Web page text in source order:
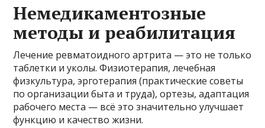
Немедикаментозные
методы и реабилитация
Лечение ревматоидного артрита — это не только
таблетки и уколы. Физиотерапия, лечебная
физкультура, эрготерапия (практические советы
по организации быта и труда), ортезы, адаптация
рабочего места — всё это значительно улучшает
функцию и качество жизни.